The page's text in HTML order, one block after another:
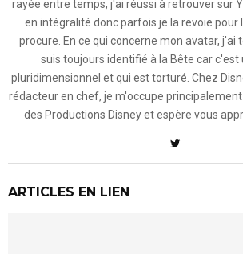
rayée entre temps, j'ai réussi à retrouver sur
en intégralité donc parfois je la revoie pour
procure. En ce qui concerne mon avatar, j'ai
suis toujours identifié à la Bête car c'est
pluridimensionnel et qui est torturé. Chez
rédacteur en chef, je m'occupe
des Productions Disney et espère vous
ARTICLES EN LIEN